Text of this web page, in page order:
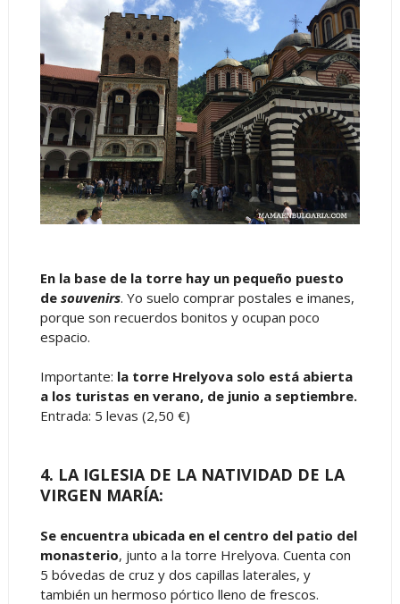
En la base de la torre hay un pequeño puesto
de souvenirs. Yo suelo comprar postales e imanes,
porque son recuerdos bonitos y ocupan poco
espacio.
Importante: la torre Hrelyova solo está abierta
a los turistas en verano, de junio a septiembre.
Entrada: 5 levas (2,50 €)
4. LA IGLESIA DE LA NATIVIDAD DE LA
VIRGEN MARÍA:
Se encuentra ubicada en el centro del patio del
monasterio, junto a la torre Hrelyova. Cuenta con
5 bóvedas de cruz y dos capillas laterales, y
también un hermoso pórtico lleno de frescos.